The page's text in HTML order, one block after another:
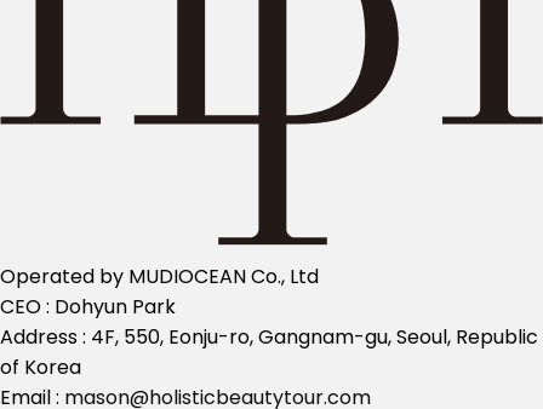
Operated by MUDIOCEAN Co., Ltd
CEO : Dohyun Park
Address : 4F, 550, Eonju-ro, Gangnam-gu, Seoul, Republic
of Korea
Email : mason@holisticbeautytour.com